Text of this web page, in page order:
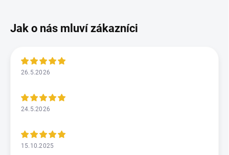
26.5.2026
24.5.2026
15.10.2025